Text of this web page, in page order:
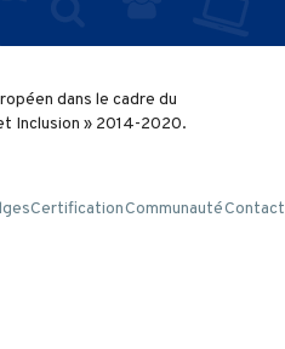
dans le cadre du
Inclusion » 2014-2020.
CertificationCommunautéContact